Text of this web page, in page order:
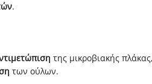
.
της μικροβιακής
των ούλων.